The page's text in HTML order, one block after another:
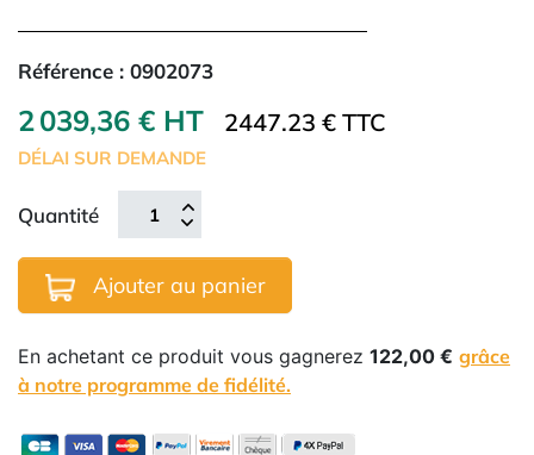
Référence : 0902073
2 039,36 € HT 2447.23 € TTC
DÉLAI SUR DEMANDE
Quantité
Ajouter au panier
En achetant ce produit vous gagnerez 122,00 € grâce
à notre programme de fidélité.